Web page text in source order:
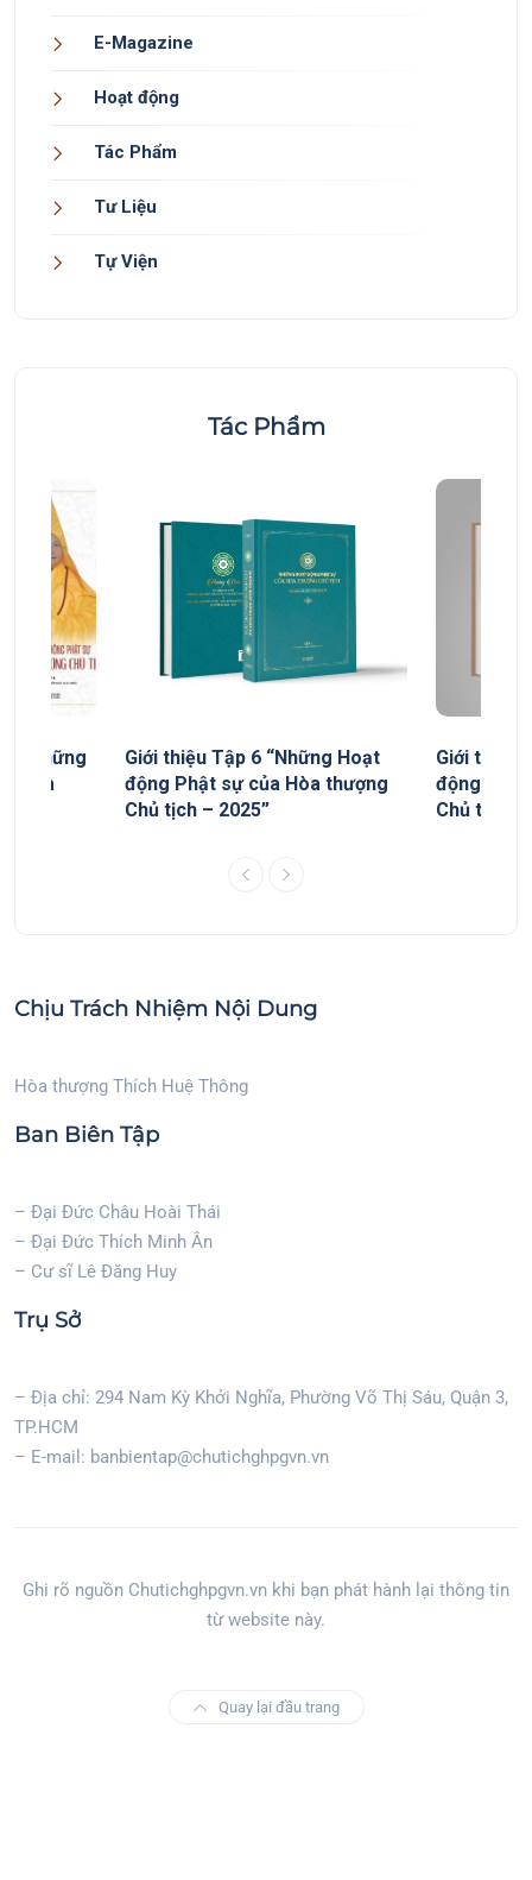
E-Magazine
Hoạt động
Tác Phẩm
Tư Liệu
Tự Viện
Tác Phẩm
“Những
Hòa
Giới thiệu Tập 6 “Những Hoạt
động Phật sự của Hòa thượng
Chủ tịch – 2025”
Giới thiệu
động
Chủ tịch”
Chịu Trách Nhiệm Nội Dung
Hòa thượng Thích Huệ Thông
Ban Biên Tập
– Đại Đức Châu Hoài Thái
– Đại Đức Thích Minh Ân
– Cư sĩ Lê Đăng Huy
Trụ Sở
– Địa chỉ: 294 Nam Kỳ Khởi Nghĩa, Phường Võ Thị Sáu, Quận 3,
TP.HCM
– E-mail: banbientap@chutichghpgvn.vn
Ghi rõ nguồn Chutichghpgvn.vn khi bạn phát hành lại thông tin
từ website này.
Quay lại đầu trang